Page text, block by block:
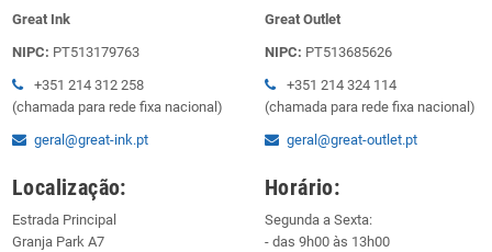
Great Ink
NIPC: PT513179763
+351 214 312 258
(chamada para rede fixa nacional)
geral@great-ink.pt
Great Outlet
NIPC: PT513685626
+351 214 324 114
(chamada para rede fixa nacional)
geral@great-outlet.pt
Localização:
Estrada Principal
Granja Park A7
Horário:
Segunda a Sexta:
- das 9h00 às 13h00